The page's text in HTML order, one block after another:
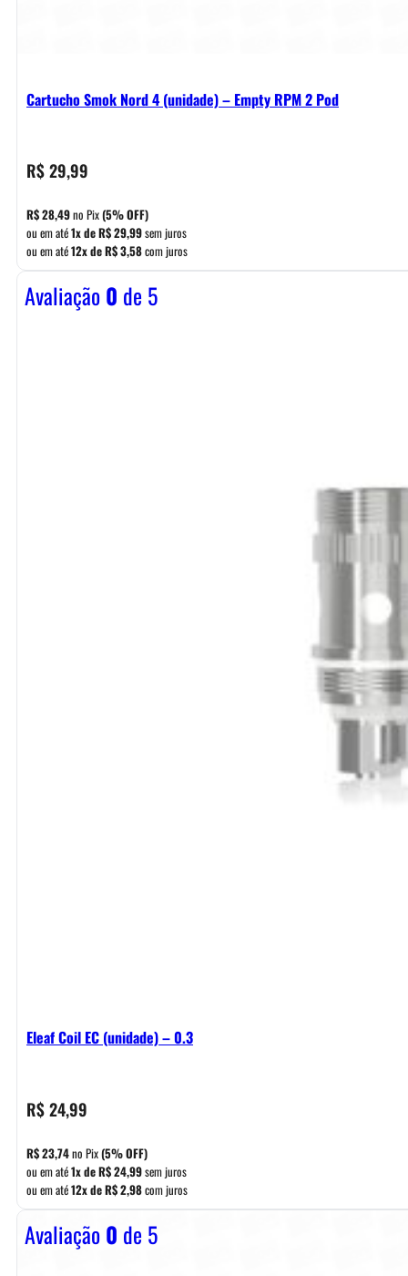
Cartucho Smok Nord 4 (unidade) – Empty RPM 2 Pod
R$29,99
R$28,49no Pix(5% OFF)
ou em até1x deR$29,99sem juros
ou em até12x deR$3,58com juros
Avaliação0 de 5
Eleaf Coil EC (unidade) – 0.3
R$24,99
R$23,74no Pix(5% OFF)
ou em até1x deR$24,99sem juros
ou em até12x deR$2,98com juros
Avaliação0 de 5